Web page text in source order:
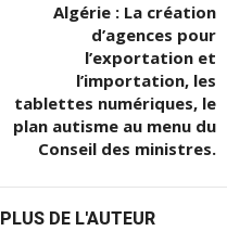
Algérie : La création
d’agences pour
l’exportation et
l’importation, les
tablettes numériques, le
plan autisme au menu du
Conseil des ministres.
PLUS DE L'AUTEUR